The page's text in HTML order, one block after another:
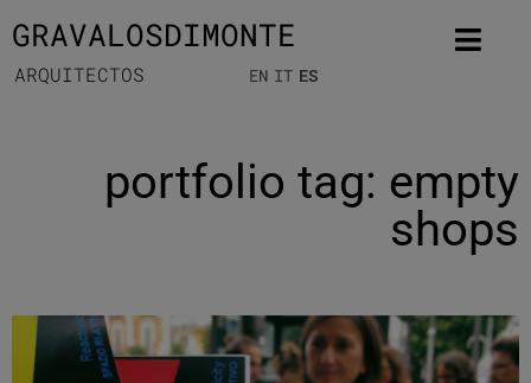
GRAVALOSDIMONTE
ARQUITECTOS EN IT ES
portfolio tag: empty
shops